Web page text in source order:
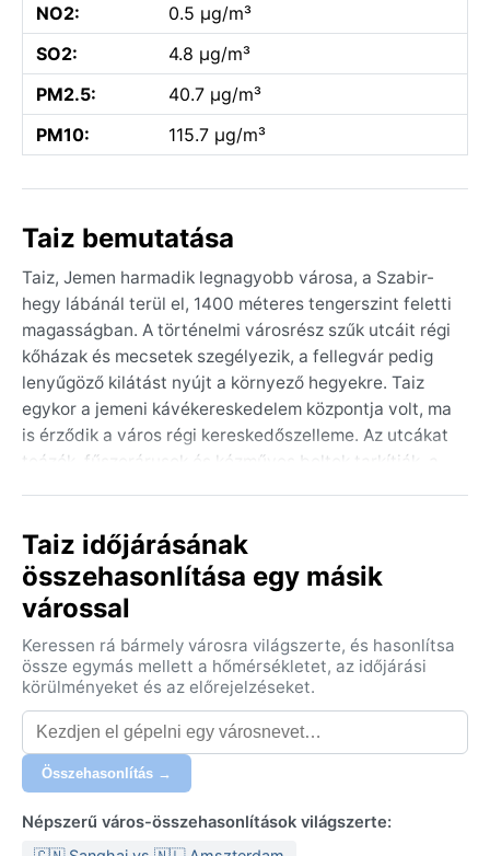
NO2:
0.5 µg/m³
SO2:
4.8 µg/m³
PM2.5:
40.7 µg/m³
PM10:
115.7 µg/m³
Taiz bemutatása
Taiz, Jemen harmadik legnagyobb városa, a Szabir-
hegy lábánál terül el, 1400 méteres tengerszint feletti
magasságban. A történelmi városrész szűk utcáit régi
kőházak és mecsetek szegélyezik, a fellegvár pedig
lenyűgöző kilátást nyújt a környező hegyekre. Taiz
egykor a jemeni kávékereskedelem központja volt, ma
is érződik a város régi kereskedőszelleme. Az utcákat
teázók, fűszerárusok és kézműves boltok tarkítják, a
közelében fekvő település stratégiai fontosságú, bár
a politikai instabilitás miatt az idegenforgalom
visszaesett.
azaz forró félsivatagi. A nyarak rendkívül forróak, a
nappali csúcshőmérséklet gyakran 35–40 °C között
mozog, de a magasság miatt az éjszakák némi
enyhülést hoznak. A tél mérsékelten meleg: nappal
22–26 °C, éjszaka akár 10 °C alá is süllyedhet. A
csapadék éves összege mintegy 600 mm, ami a
szárazabb régiókhoz képest magas – ennek nagy
Taiz időjárásának
összehasonlítása egy másik
várossal
Keressen rá bármely városra világszerte, és hasonlítsa
össze egymás mellett a hőmérsékletet, az időjárási
körülményeket és az előrejelzéseket.
Összehasonlítás →
Népszerű város-összehasonlítások világszerte: